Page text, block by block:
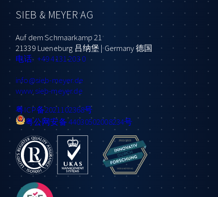
SIEB & MEYER AG
Auf dem Schmaarkamp 21
21339 Lueneburg 吕纳堡 | Germany 德国
电话: +49 4131 203 0
info@sieb-meyer.de
www.sieb-meyer.de
粤ICP备2021102368号
粤公网安备 44030502008234号